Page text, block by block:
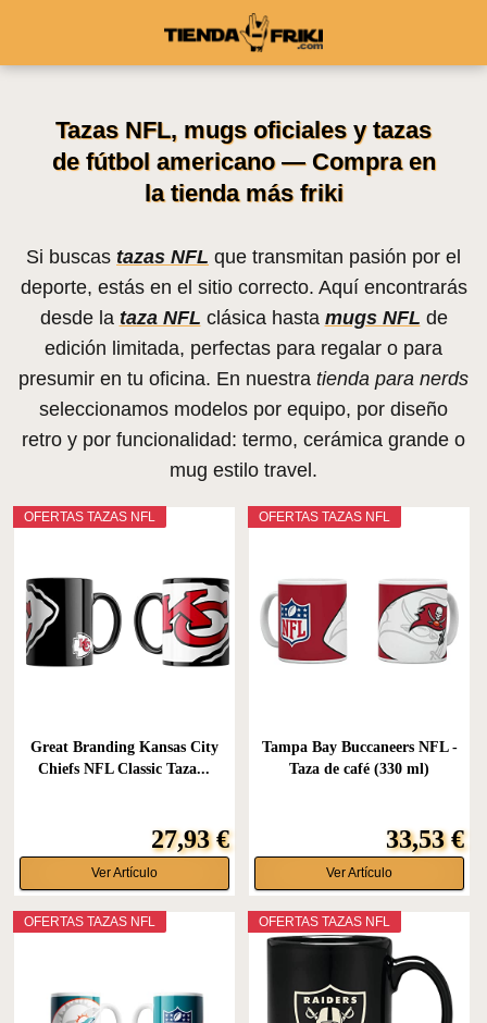
Tazas NFL, mugs oficiales y tazas
de fútbol americano — Compra en
la tienda más friki
Si buscas tazas NFL que transmitan pasión por el
deporte, estás en el sitio correcto. Aquí encontrarás
desde la taza NFL clásica hasta mugs NFL de
edición limitada, perfectas para regalar o para
presumir en tu oficina. En nuestra tienda para nerds
seleccionamos modelos por equipo, por diseño
retro y por funcionalidad: termo, cerámica grande o
mug estilo travel.
OFERTAS TAZAS NFL
Great Branding Kansas City
Chiefs NFL Classic Taza...
27,93 €
Ver Artículo
OFERTAS TAZAS NFL
Tampa Bay Buccaneers NFL -
Taza de café (330 ml)
33,53 €
Ver Artículo
OFERTAS TAZAS NFL OFERTAS TAZAS NFL